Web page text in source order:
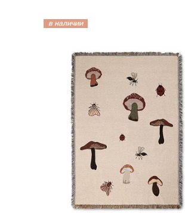
в наличии